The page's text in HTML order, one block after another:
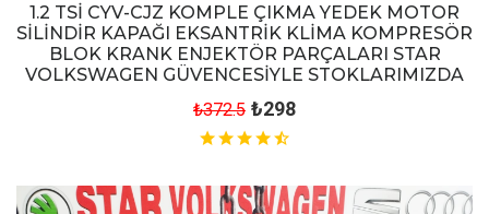
1.2 TSİ CYV-CJZ KOMPLE ÇIKMA YEDEK MOTOR
SİLİNDİR KAPAĞI EKSANTRİK KLİMA KOMPRESÖR
BLOK KRANK ENJEKTÖR PARÇALARI STAR
VOLKSWAGEN GÜVENCESİYLE STOKLARIMIZDA
₺372.5 ₺298